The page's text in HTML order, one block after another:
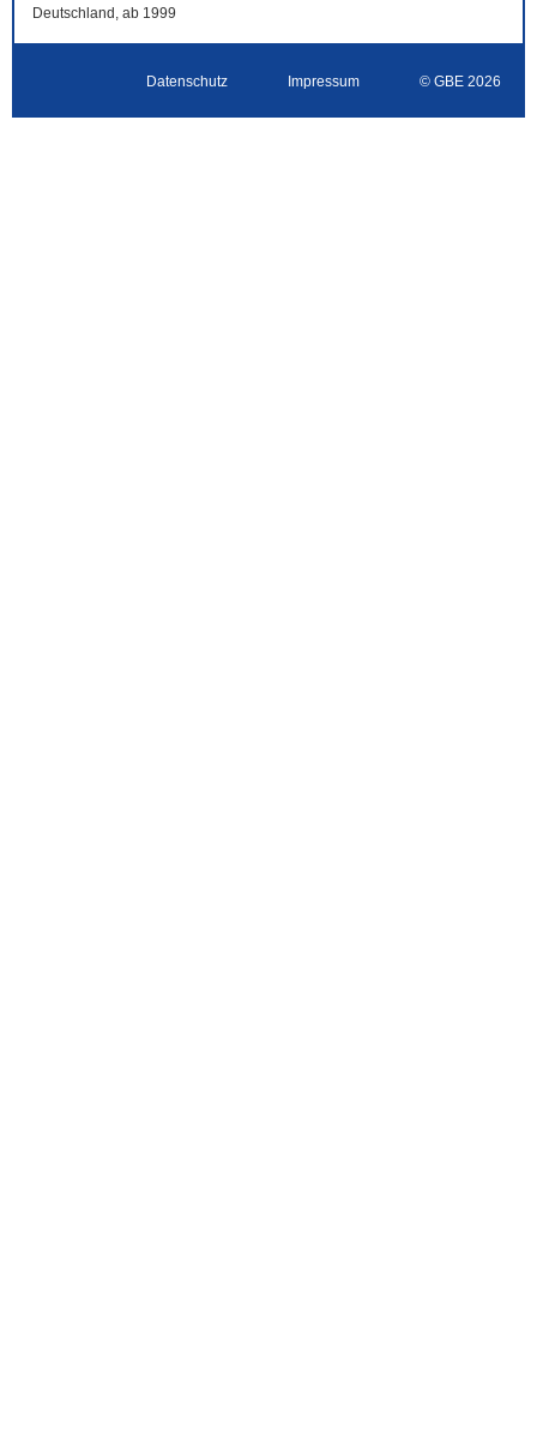
Deutschland, ab 1999
Datenschutz Impressum © GBE 2026